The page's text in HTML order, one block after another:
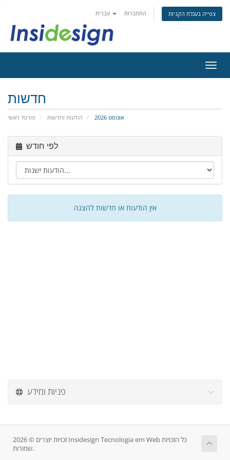
התחברות צפייה בעגלת הקניות
ניווט
חדשות
פורטל ראשי הודעות וחדשות אוגוסט 2026
לפי חודש
אין הודעות או חדשות להצגה
פניות ומידע
זכויות יוצרים © 2026 Insidesign Tecnologia em Web כל הזכויות
שמורות.